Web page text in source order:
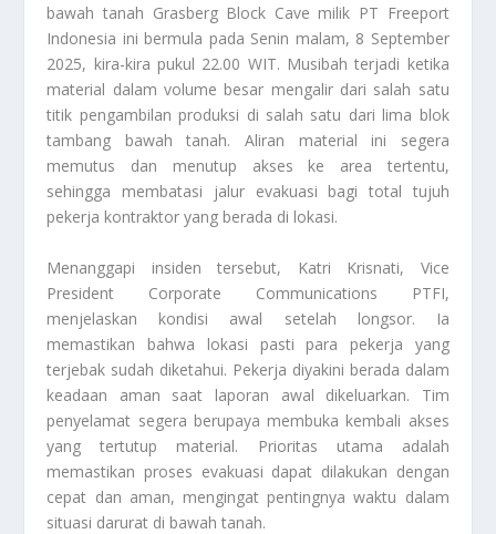
bawah tanah Grasberg Block Cave milik PT Freeport
Indonesia ini bermula pada Senin malam, 8 September
2025, kira-kira pukul 22.00 WIT. Musibah terjadi ketika
material dalam volume besar mengalir dari salah satu
titik pengambilan produksi di salah satu dari lima blok
tambang bawah tanah. Aliran material ini segera
memutus dan menutup akses ke area tertentu,
sehingga membatasi jalur evakuasi bagi total tujuh
pekerja kontraktor yang berada di lokasi.
Menanggapi insiden tersebut, Katri Krisnati, Vice
President Corporate Communications PTFI,
menjelaskan kondisi awal setelah longsor. Ia
memastikan bahwa lokasi pasti para pekerja yang
terjebak sudah diketahui. Pekerja diyakini berada dalam
keadaan aman saat laporan awal dikeluarkan. Tim
penyelamat segera berupaya membuka kembali akses
yang tertutup material. Prioritas utama adalah
memastikan proses evakuasi dapat dilakukan dengan
cepat dan aman, mengingat pentingnya waktu dalam
situasi darurat di bawah tanah.